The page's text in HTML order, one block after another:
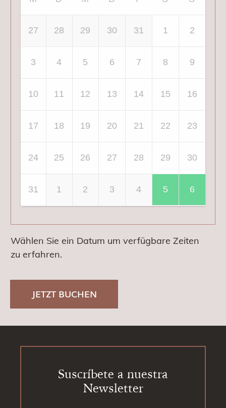
27 28 29 30 31 1 2
3 4 5 6 7 8 9
10 11 12 13 14 15 16
17 18 19 20 21 22 23
24 25 26 27 28 29 30
31 1 2 3 4 5 6
Wählen Sie ein Datum um verfügbare Zeiten
zu erfahren.
JETZT BUCHEN
Footer
Suscríbete a nuestra
Newsletter